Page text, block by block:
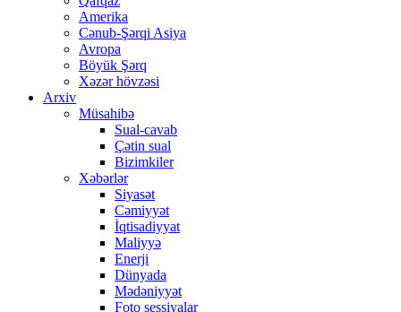
Amerika
Cənub-Şərqi Asiya
Avropa
Böyük Şərq
Xəzər hövzəsi
Arxiv
Müsahibə
Sual-cavab
Çətin sual
Bizimkiler
Xəbərlər
Siyasət
Cəmiyyət
İqtisadiyyat
Maliyyə
Enerji
Dünyada
Mədəniyyət
Foto sessiyalar